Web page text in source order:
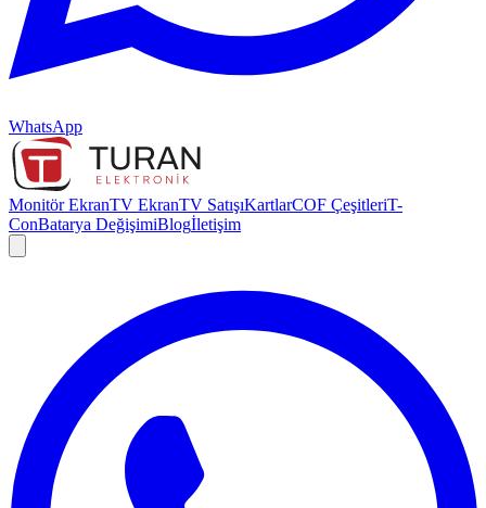
WhatsApp
Monitör EkranTV EkranTV SatışıKartlarCOF ÇeşitleriT-
ConBatarya DeğişimiBlogİletişim